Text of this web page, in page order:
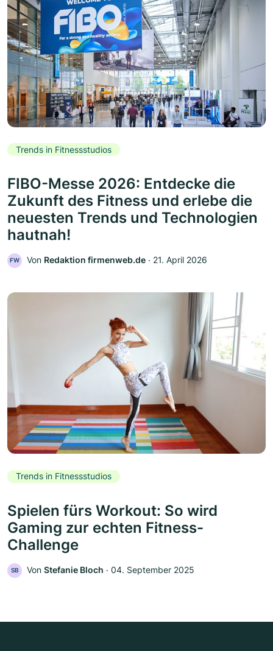
Trends in Fitnessstudios
FIBO-Messe 2026: Entdecke die
Zukunft des Fitness und erlebe die
neuesten Trends und Technologien
hautnah!
FW Von Redaktion firmenweb.de ‧ 21. April 2026
Trends in Fitnessstudios
Spielen fürs Workout: So wird
Gaming zur echten Fitness-
Challenge
SB Von Stefanie Bloch ‧ 04. September 2025